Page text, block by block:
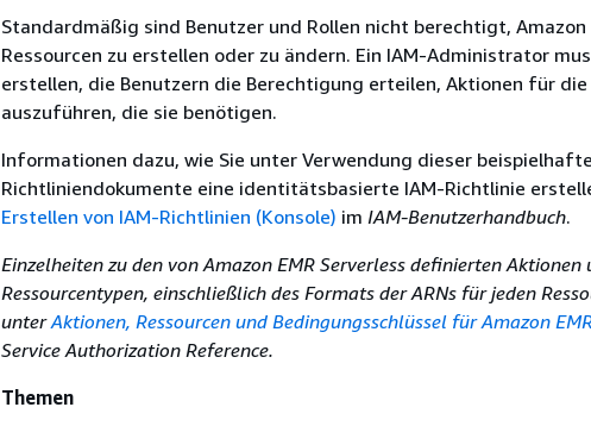
Standardmäßig sind Benutzer und Rollen nicht berechtigt, Amazon
Ressourcen zu erstellen oder zu ändern. Ein IAM-Administrator
erstellen, die Benutzern die Berechtigung erteilen, Aktionen für die
auszuführen, die sie benötigen.
Informationen dazu, wie Sie unter Verwendung dieser
Richtliniendokumente eine identitätsbasierte IAM-Richtlinie
Erstellen von IAM-Richtlinien (Konsole) im IAM-Benutzerhandbuch.
Einzelheiten zu den von Amazon EMR Serverless definierten Aktionen
Ressourcentypen, einschließlich des Formats der ARNs für jeden
unterAktionen, Ressourcen und Bedingungsschlüssel für Amazon
Service Authorization Reference.
Themen